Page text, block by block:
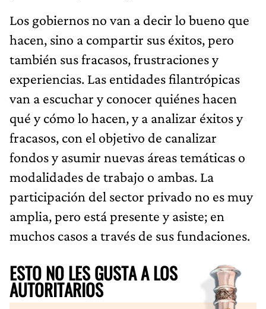
Los gobiernos no van a decir lo bueno que
hacen, sino a compartir sus éxitos, pero
también sus fracasos, frustraciones y
experiencias. Las entidades filantrópicas
van a escuchar y conocer quiénes hacen
qué y cómo lo hacen, y a analizar éxitos y
fracasos, con el objetivo de canalizar
fondos y asumir nuevas áreas temáticas o
modalidades de trabajo o ambas. La
participación del sector privado no es muy
amplia, pero está presente y asiste; en
muchos casos a través de sus fundaciones.
ESTO NO LES GUSTA A LOS
AUTORITARIOS